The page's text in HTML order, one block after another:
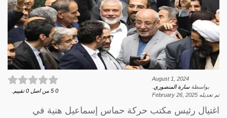
August 1, 2024
بواسطةسارة المنصوري
تم تعديله February 26, 2025
0
5 من اصل 0 تقييم.
اغتيال رئيس مكتب حركة حماس إسماعيل هنية في